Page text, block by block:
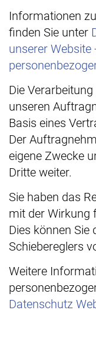
Informationen
finden Sie unter
unserer Website
Die
unseren
Basis eines
Der
eigene Zwecke
Dritte weiter.
Sie haben das
mit der Wirkung
Dies können Sie
Schiebereglers
Weitere
Datenschutz